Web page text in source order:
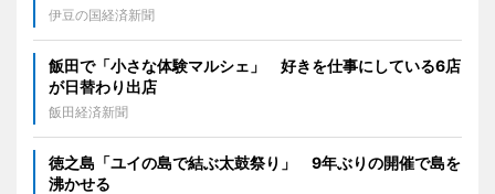
伊豆の国経済新聞
飯田で「小さな体験マルシェ」 好きを仕事にしている6店
が日替わり出店
飯田経済新聞
徳之島「ユイの島で結ぶ太鼓祭り」 9年ぶりの開催で島を
沸かせる